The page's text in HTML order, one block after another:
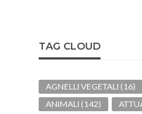
TAG CLOUD
AGNELLI VEGETALI (16)
ANIMALI (142)